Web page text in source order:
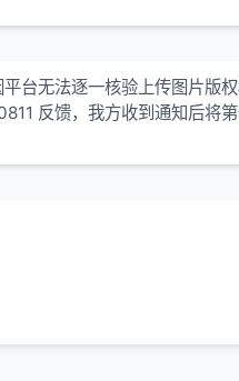
台无法逐一核验上传图片版
反馈，我方收到通知后将